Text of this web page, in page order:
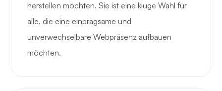
herstellen möchten. Sie ist eine kluge Wahl für
alle, die eine einprägsame und
unverwechselbare Webpräsenz aufbauen
möchten.